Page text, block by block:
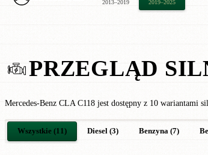
2013–2019 2019–2025
PRZEGLĄD
Mercedes-Benz CLA C118 jest dostępny z 10 wariantami
Wszystkie (11) Diesel (3) Benzyna (7)